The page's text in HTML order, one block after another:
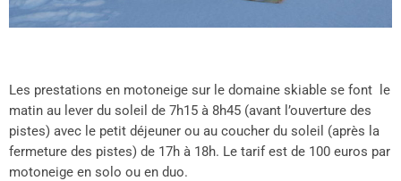
Les prestations en motoneige sur le domaine skiable se font le
matin au lever du soleil de 7h15 à 8h45 (avant l’ouverture des
pistes) avec le petit déjeuner ou au coucher du soleil (après la
fermeture des pistes) de 17h à 18h. Le tarif est de 100 euros par
motoneige en solo ou en duo.